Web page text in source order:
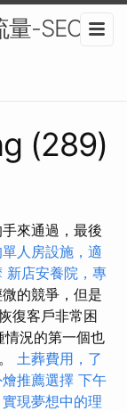
-SEO是
(289)
來通過，最後
人房設施，適
新店安養院，專
的競爭，但是
復客戶非常困
情況的第一個也
土葬費用，了
推薦選擇 下午
現夢想中的理